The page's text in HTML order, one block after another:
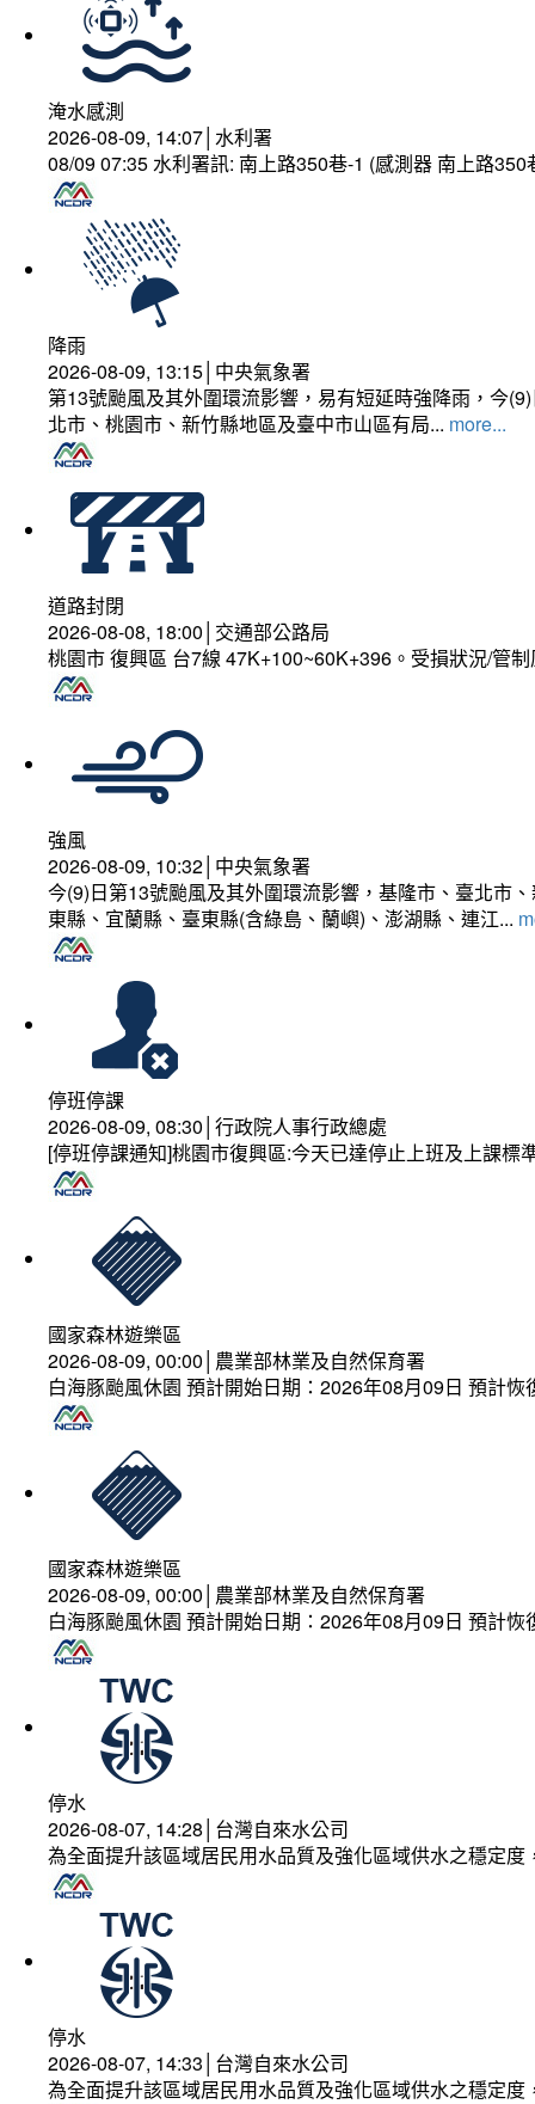
淹水感測
2026-08-09, 14:07│水利署
08/09 07:35 水利署訊: 南上路350巷-1 (感測器 南上路
降雨
2026-08-09, 13:15│中央氣象署
第13號颱風及其外圍環流影響，易有短延時強降雨，今
北市、桃園市、新竹縣地區及臺中市山區有局... more...
道路封閉
2026-08-08, 18:00│交通部公路局
桃園市 復興區 台7線 47K+100~60K+396。受損狀況/管
強風
2026-08-09, 10:32│中央氣象署
今(9)日第13號颱風及其外圍環流影響，基隆市、臺北市
東縣、宜蘭縣、臺東縣(含綠島、蘭嶼)、澎湖縣、連江...
停班停課
2026-08-09, 08:30│行政院人事行政總處
[停班停課通知]桃園市復興區:今天已達停止上班及上課
國家森林遊樂區
2026-08-09, 00:00│農業部林業及自然保育署
白海豚颱風休園 預計開始日期：2026年08月09日 預計
國家森林遊樂區
2026-08-09, 00:00│農業部林業及自然保育署
白海豚颱風休園 預計開始日期：2026年08月09日 預計
停水
2026-08-07, 14:28│台灣自來水公司
為全面提升該區域居民用水品質及強化區域供水之穩定
停水
2026-08-07, 14:33│台灣自來水公司
為全面提升該區域居民用水品質及強化區域供水之穩定